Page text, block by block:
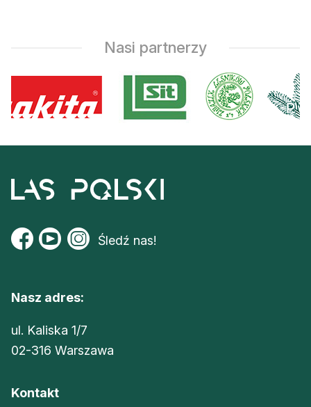
Nasi partnerzy
Śledź nas!
Nasz adres:
ul. Kaliska 1/7
02-316 Warszawa
Kontakt